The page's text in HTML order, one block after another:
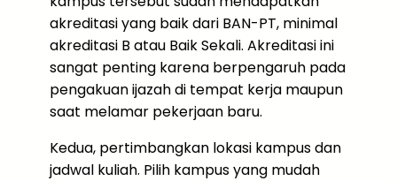
akreditasi yang baik dari BAN-PT, minimal
akreditasi B atau Baik Sekali. Akreditasi ini
sangat penting karena berpengaruh pada
pengakuan ijazah di tempat kerja maupun
saat melamar pekerjaan baru.
Kedua, pertimbangkan lokasi kampus dan
jadwal kuliah. Pilih kampus yang mudah